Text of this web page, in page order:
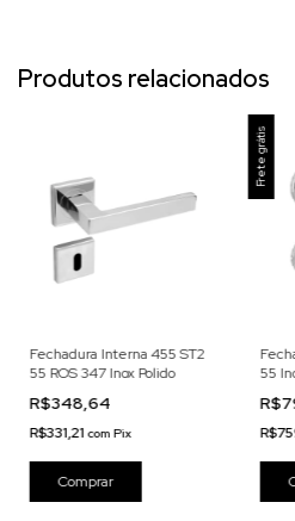
Produtos relacionados
Fechadura Interna 455 ST2
55 ROS 347 Inox Polido
R$348,64
R$331,21com Pix
Frete grátis
55